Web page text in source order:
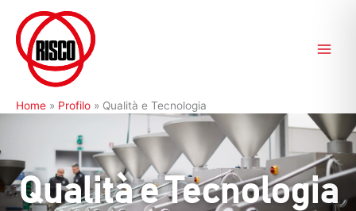
contenuto
Home » Profilo » Qualità e Tecnologia
Qualità e Tecnologia